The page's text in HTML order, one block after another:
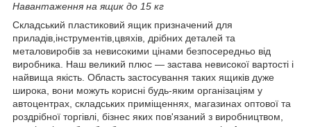
Навантаження на ящик до 15 кг
Складський пластиковий ящик призначений для
приладів,інструментів,цвяхів, дрібних деталей та
металовиробів за невисокими цінами безпосередньо від
виробника. Наш великий плюс ― застава невисокої вартості і
найвища якість. Область застосування таких ящиків дуже
широка, вони можуть корисні будь-яким організаціям у
автоцентрах, складських приміщеннях, магазинах оптової та
роздрібної торгівлі, бізнес яких пов'язаний з виробництвом,